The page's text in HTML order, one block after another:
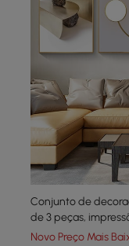
Conjunto de
de 3 peças,
Novo Preço Mais